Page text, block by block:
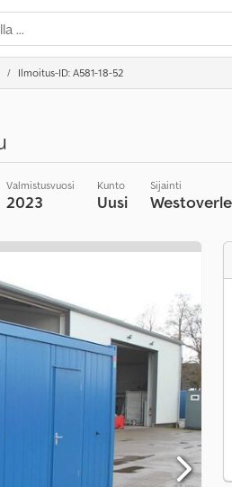
Ilmoitus-ID: A581-18-52
Valmistusvuosi
2023
Kunto
Uusi
Sijainti